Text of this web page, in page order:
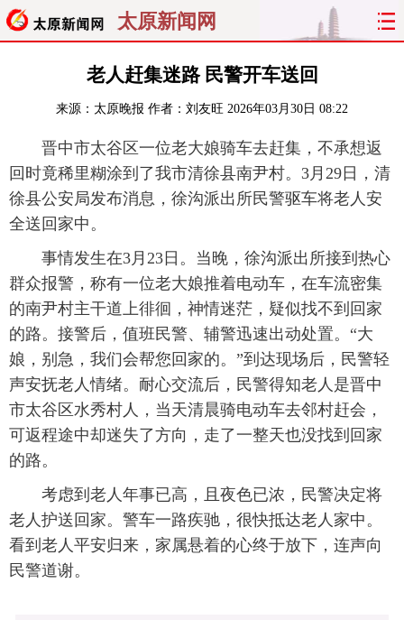
太原新闻网
聚焦 太原
经济 关注 文明 出行
纵横 曝光 综合 专题
旅游 理财 政务 教育
看天下 晋月读 最太原 网罗民生
太原日报 太原晚报 热评 社区
老人赶集迷路 民警开车送回
来源： 太原晚报 作者：刘友旺 2026年03月30日 08:22
晋中市太谷区一位老大娘骑车去赶集，不承想返
回时竟稀里糊涂到了我市清徐县南尹村。3月29日，清
徐县公安局发布消息，徐沟派出所民警驱车将老人安
全送回家中。
事情发生在3月23日。当晚，徐沟派出所接到热心
群众报警，称有一位老大娘推着电动车，在车流密集
的南尹村主干道上徘徊，神情迷茫，疑似找不到回家
的路。接警后，值班民警、辅警迅速出动处置。“大
娘，别急，我们会帮您回家的。”到达现场后，民警轻
声安抚老人情绪。耐心交流后，民警得知老人是晋中
市太谷区水秀村人，当天清晨骑电动车去邻村赶会，
可返程途中却迷失了方向，走了一整天也没找到回家
的路。
考虑到老人年事已高，且夜色已浓，民警决定将
老人护送回家。警车一路疾驰，很快抵达老人家中。
看到老人平安归来，家属悬着的心终于放下，连声向
民警道谢。